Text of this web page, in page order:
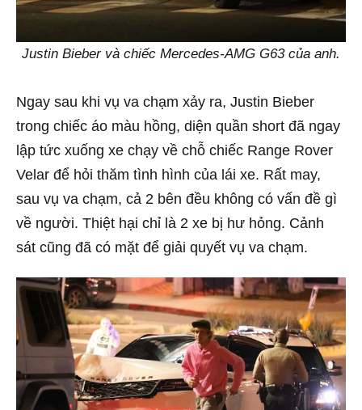
Justin Bieber và chiếc Mercedes-AMG G63 của anh.
Ngay sau khi vụ va chạm xảy ra, Justin Bieber
trong chiếc áo màu hồng, diện quần short đã ngay
lập tức xuống xe chạy về chỗ chiếc Range Rover
Velar để hỏi thăm tình hình của lái xe. Rất may,
sau vụ va chạm, cả 2 bên đều không có vấn đề gì
về người. Thiệt hại chỉ là 2 xe bị hư hỏng. Cảnh
sát cũng đã có mặt để giải quyết vụ va chạm.